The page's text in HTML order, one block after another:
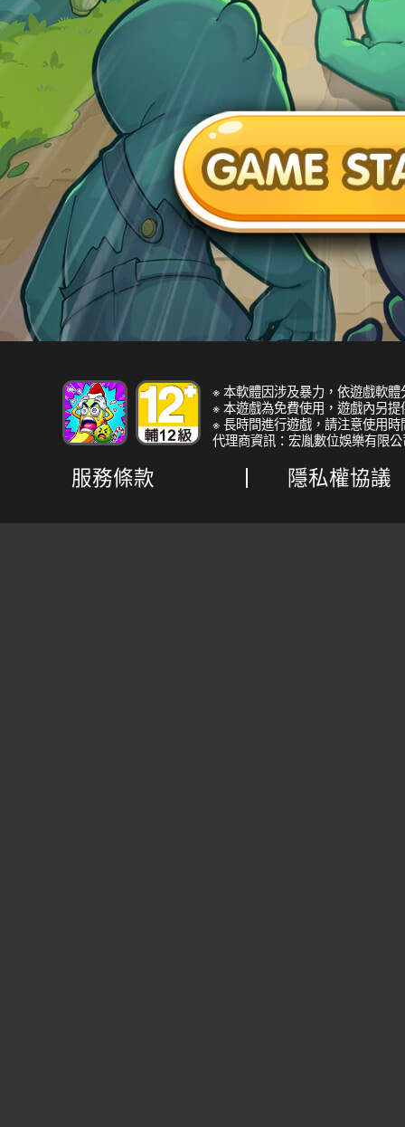
※ 本軟體因涉及暴力，依遊戲軟
※ 本遊戲為免費使用，遊戲內另
※ 長時間進行遊戲，請注意使用
代理商資訊：宏胤數位娛樂有限
服務條款 隱私權協議